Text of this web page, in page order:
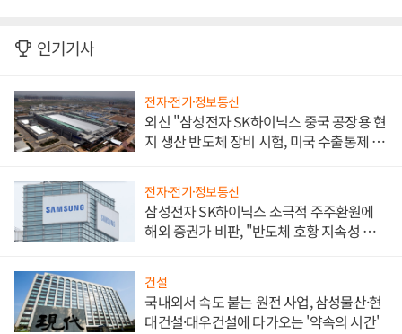
인기기사
전자·전기·정보통신
외신 "삼성전자 SK하이닉스 중국 공장용 현
지 생산 반도체 장비 시험, 미국 수출통제 대
전자·전기·정보통신
삼성전자 SK하이닉스 소극적 주주환원에
해외 증권가 비판, "반도체 호황 지속성 의
건설
국내외서 속도 붙는 원전 사업, 삼성물산·현
대건설·대우건설에 다가오는 '약속의 시간'